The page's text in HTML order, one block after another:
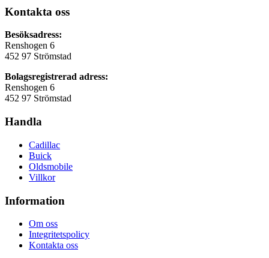
Kontakta oss
Besöksadress:
Renshogen 6
452 97 Strömstad
Bolagsregistrerad adress:
Renshogen 6
452 97 Strömstad
Handla
Cadillac
Buick
Oldsmobile
Villkor
Information
Om oss
Integritetspolicy
Kontakta oss